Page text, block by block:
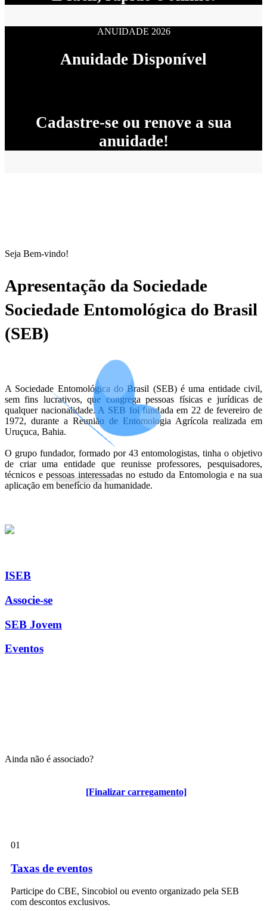
[Finalizar carregamento]
ANUIDADE 2026
Anuidade Disponível
Cadastre-se ou renove a sua
anuidade!
Seja Bem-vindo!
Apresentação da Sociedade
Sociedade Entomológica do Brasil
(SEB)
A Sociedade Entomológica do Brasil (SEB) é uma entidade civil,
sem fins lucrativos, que congrega pessoas físicas e jurídicas de
qualquer nacionalidade. A SEB foi fundada em 22 de fevereiro de
1972, durante a Reunião de Entomologia Agrícola realizada em
Uruçuca, Bahia.
O grupo fundador, formado por 43 entomologistas, tinha o objetivo
de criar uma entidade que reunisse professores, pesquisadores,
técnicos e pessoas interessadas no estudo da Entomologia e na sua
aplicação em benefício da humanidade.
ISEB
Associe-se
SEB Jovem
Eventos
Ainda não é associado?
Algumas vantagens para associados
01
Taxas de eventos
Participe do CBE, Sincobiol ou evento organizado pela SEB
com descontos exclusivos.